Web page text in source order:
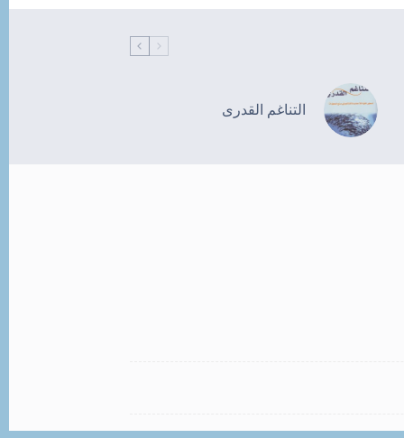
التناغم القدرى